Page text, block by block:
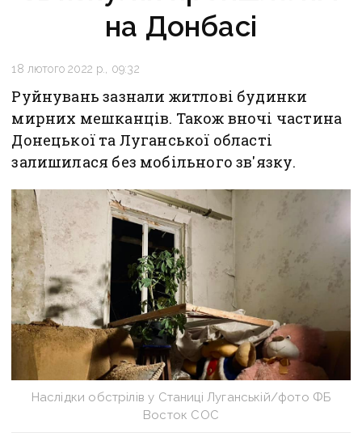
на Донбасі
18 лютого 2022 р., 09:32
Руйнувань зазнали житлові будинки
мирних мешканців. Також вночі частина
Донецької та Луганської області
залишилася без мобільного зв'язку.
Наслідки обстрілів у Станиці Луганській/фото ФБ
Восток СОС